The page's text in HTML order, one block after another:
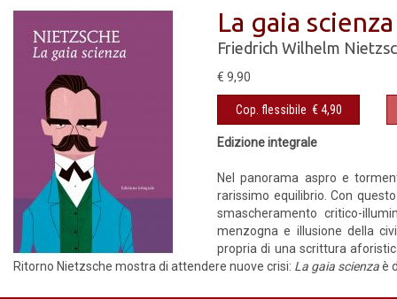
La gaia scienza
Friedrich Wilhelm
€ 9,90
Cop. flessibile € 4,90
Edizione integrale
Nel panorama aspro e
rarissimo equilibrio. Con
smascheramento critico-
menzogna e illusione della
propria di una scrittura
Ritorno Nietzsche mostra di attendere nuove crisi: La gaia scienzaè